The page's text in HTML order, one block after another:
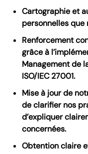
Cartographie et
personnelles que
Renforcement
grâce à
Management de
ISO/IEC 27001.
Mise à jour de
de clarifier nos
d’expliquer
concernées.
Obtention claire